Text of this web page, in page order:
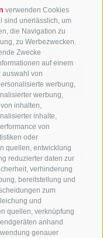
verwenden Cookies
sind unerlässlich, um
die Navigation zu
zu Werbezwecken.
Zwecke
auf einem
auswahl von
werbung,
werbung,
inhalten,
inhalte,
von
oder
quellen, entwicklung
reduzierter daten zur
verhinderung
bereitstellung und
zum
und
quellen, verknüpfung
anhand
genauer